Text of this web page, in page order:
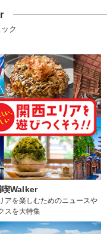
ク
喫Walker
アを楽しむためのニュースや
スを大特集